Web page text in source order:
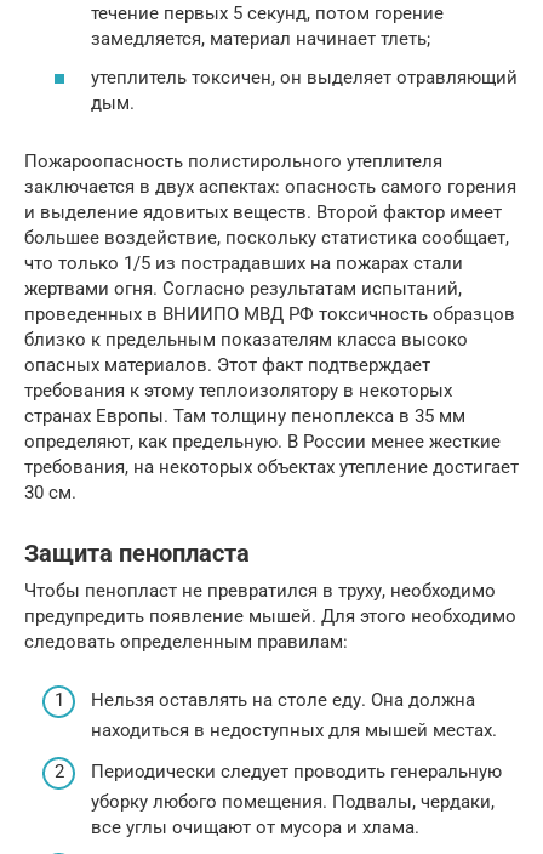
течение первых 5 секунд, потом горение
замедляется, материал начинает тлеть;
утеплитель токсичен, он выделяет отравляющий
дым.
Пожароопасность полистирольного утеплителя
заключается в двух аспектах: опасность самого горения
и выделение ядовитых веществ. Второй фактор имеет
большее воздействие, поскольку статистика сообщает,
что только 1/5 из пострадавших на пожарах стали
жертвами огня. Согласно результатам испытаний,
проведенных в ВНИИПО МВД РФ токсичность образцов
близко к предельным показателям класса высоко
опасных материалов. Этот факт подтверждает
требования к этому теплоизолятору в некоторых
странах Европы. Там толщину пеноплекса в 35 мм
определяют, как предельную. В России менее жесткие
требования, на некоторых объектах утепление достигает
30 см.
Защита пенопласта
Чтобы пенопласт не превратился в труху, необходимо
предупредить появление мышей. Для этого необходимо
следовать определенным правилам:
Нельзя оставлять на столе еду. Она должна
находиться в недоступных для мышей местах.
Периодически следует проводить генеральную
уборку любого помещения. Подвалы, чердаки,
все углы очищают от мусора и хлама.